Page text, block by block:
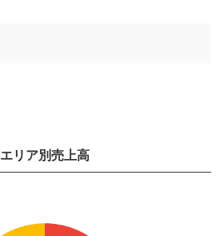
エリア別売上高